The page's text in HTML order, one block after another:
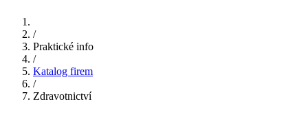
/
Praktické info
/
Katalog firem
/
Zdravotnictví